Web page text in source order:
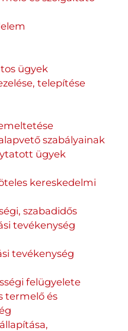
ügyek
telepítése
szabályainak
ügyek
kereskedelmi
szabadidős
tevékenység
tevékenység
felügyelete
termelő és